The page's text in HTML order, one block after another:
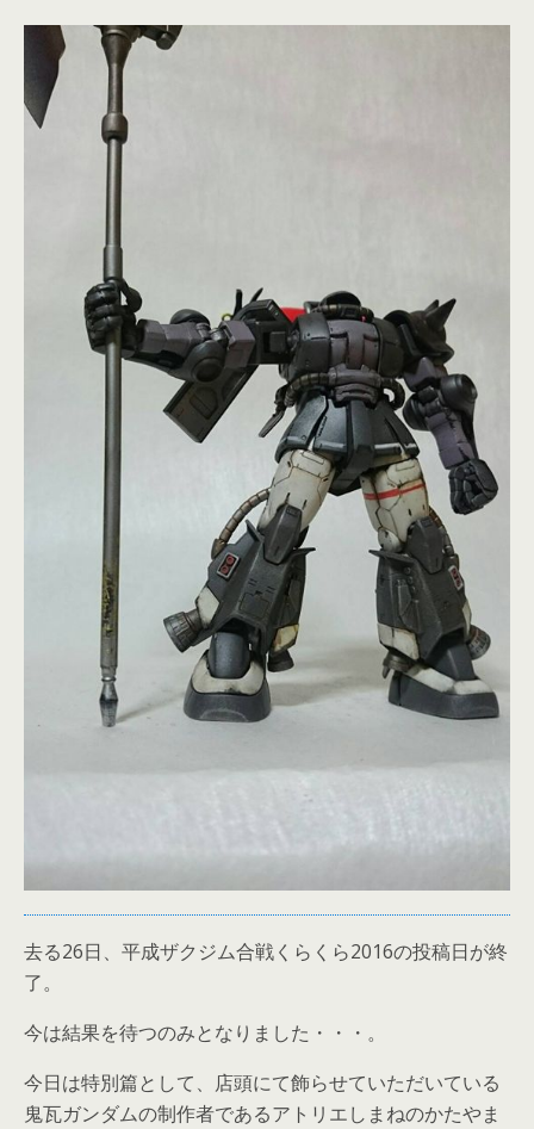
去る26日、平成ザクジム合戦くらくら2016の投稿日が終
了。
今は結果を待つのみとなりました・・・。
今日は特別篇として、店頭にて飾らせていただいている
鬼瓦ガンダムの制作者であるアトリエしまねのかたやま